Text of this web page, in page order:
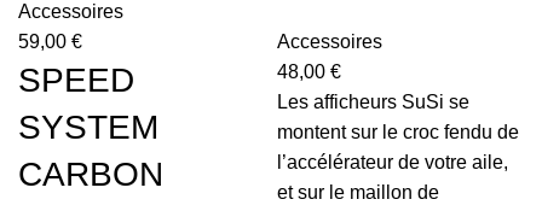
Accessoires
59,00 €
SPEED
SYSTEM
CARBON
Accessoires
48,00 €
Les afficheurs SuSi se
montent sur le croc fendu de
l’accélérateur de votre aile,
et sur le maillon de